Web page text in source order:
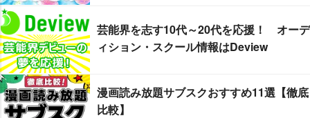
芸能界を志す10代～20代を応援！ オーデ
ィション・スクール情報はDeview
漫画読み放題サブスクおすすめ11選【徹底
比較】